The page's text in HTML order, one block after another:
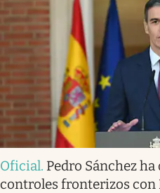
Oficial. Pedro Sánchez
controles fronterizos con